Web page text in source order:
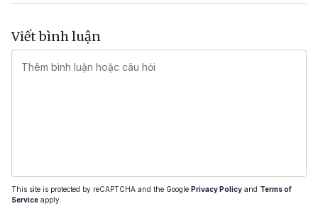
Viết bình luận
This site is protected by reCAPTCHA and the Google Privacy Policy and Terms of
Service apply.